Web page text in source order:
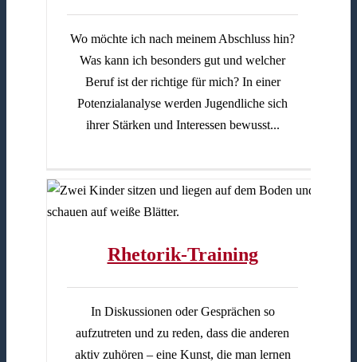
Wo möchte ich nach meinem Abschluss hin?
Was kann ich besonders gut und welcher
Beruf ist der richtige für mich? In einer
Potenzialanalyse werden Jugendliche sich
ihrer Stärken und Interessen bewusst...
Rhetorik-Training
In Diskussionen oder Gesprächen so
aufzutreten und zu reden, dass die anderen
aktiv zuhören – eine Kunst, die man lernen